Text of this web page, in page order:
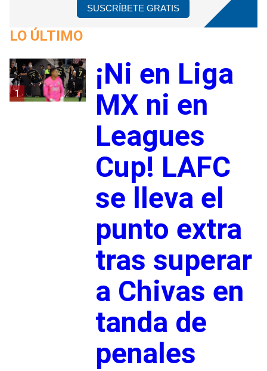
SUSCRÍBETE GRATIS
LO ÚLTIMO
1
¡Ni en Liga
MX ni en
Leagues
Cup! LAFC
se lleva el
punto extra
tras superar
a Chivas en
tanda de
penales